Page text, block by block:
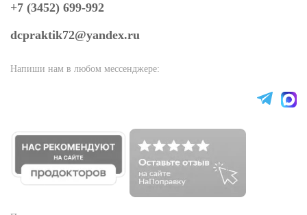
+7 (3452) 699-992
dcpraktik72@yandex.ru
Напиши нам в любом мессенджере: